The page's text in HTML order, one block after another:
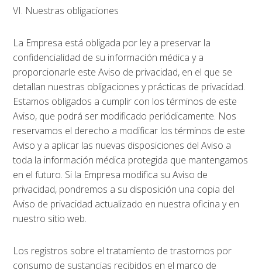
VI. Nuestras obligaciones
La Empresa está obligada por ley a preservar la
confidencialidad de su información médica y a
proporcionarle este Aviso de privacidad, en el que se
detallan nuestras obligaciones y prácticas de privacidad.
Estamos obligados a cumplir con los términos de este
Aviso, que podrá ser modificado periódicamente. Nos
reservamos el derecho a modificar los términos de este
Aviso y a aplicar las nuevas disposiciones del Aviso a
toda la información médica protegida que mantengamos
en el futuro. Si la Empresa modifica su Aviso de
privacidad, pondremos a su disposición una copia del
Aviso de privacidad actualizado en nuestra oficina y en
nuestro sitio web.
Los registros sobre el tratamiento de trastornos por
consumo de sustancias recibidos en el marco de